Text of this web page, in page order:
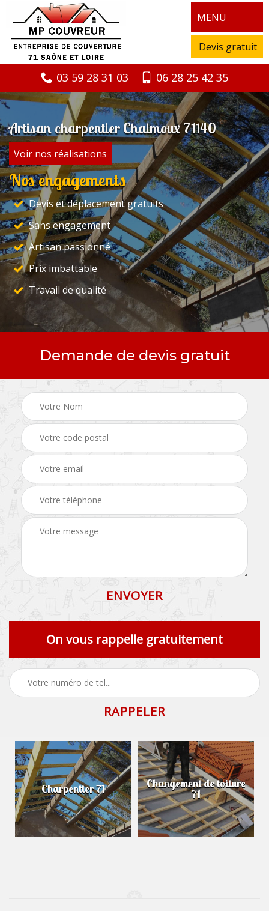
MENU
Devis gratuit
03 59 28 31 03 06 28 25 42 35
Artisan charpentier Chalmoux 71140
Voir nos réalisations
Nos engagements
Devis et déplacement gratuits
Sans engagement
Artisan passionné
Prix imbattable
Travail de qualité
Demande de devis gratuit
On vous rappelle gratuitement
Charpentier 71 Changement de toiture
71